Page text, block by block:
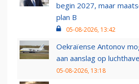
begin 2027, maar
plan B
05-08-2026, 13:42
Oekraïense Antonov
aan aanslag op
05-08-2026, 13:18